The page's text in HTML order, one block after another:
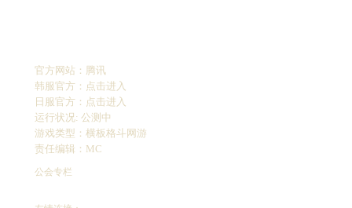
官方网站： 腾讯
韩服官方： 点击进入
日服官方： 点击进入
运行状况: 公测中
游戏类型：横板格斗网游
责任编辑：MC
公会专栏